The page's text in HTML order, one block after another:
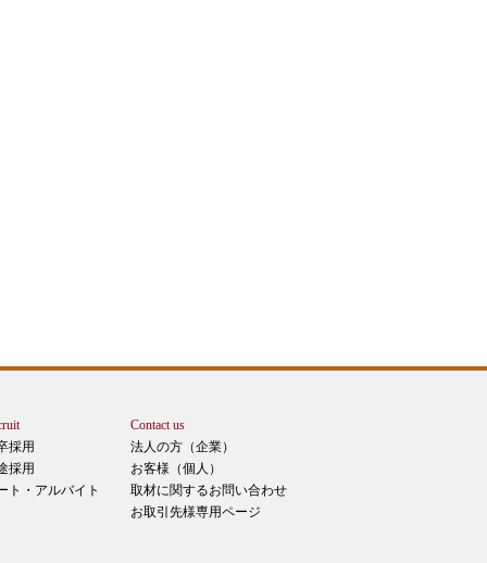
採用
採用
ト・アルバイト
Contact us
法人の方（企業）
お客様（個人）
取材に関するお問い合わせ
お取引先様専用ページ